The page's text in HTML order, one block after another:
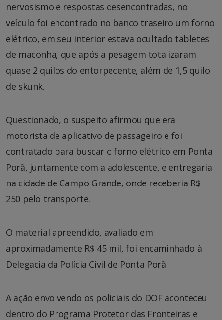
nervosismo e respostas desencontradas, no
veículo foi encontrado no banco traseiro um forno
elétrico, em seu interior estava ocultado tabletes
de maconha, que após a pesagem totalizaram
quase 2 quilos do entorpecente, além de 1,5 quilo
de skunk.
Questionado, o suspeito afirmou que era
motorista de aplicativo de passageiro e foi
contratado para buscar o forno elétrico em Ponta
Porã, juntamente com a adolescente, e entregaria
na cidade de Campo Grande, onde receberia R$
250 pelo transporte.
O material apreendido, avaliado em
aproximadamente R$ 45 mil, foi encaminhado à
Delegacia da Polícia Civil de Ponta Porã.
A ação envolvendo os policiais do DOF aconteceu
dentro do Programa Protetor das Fronteiras e